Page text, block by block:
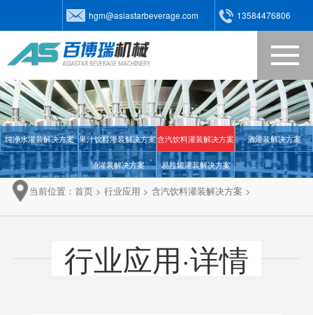
13584476806
hgm@asiastarbeverage.com
网站首页
关于我们
产品中心
新闻动态
在线视频
纯净水灌装解决方案 果汁饮料灌装解决方案含汽饮料灌装解决方案 酒灌装解决方案
油灌装解决方案 易拉罐灌装解决方案
当前位置： 首页> 行业应用 > 含汽饮料灌装解决方案 >
行业应用·详情